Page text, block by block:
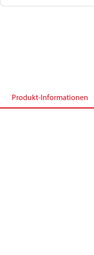
Produkt-Informationen